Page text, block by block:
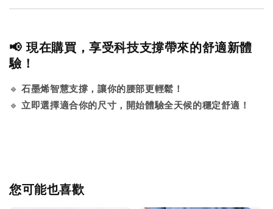
📢 現在購買，享受科技支撐帶來的舒適新體
驗！
🔹石墨烯智慧支撐，讓你的腰部更輕鬆！
🔹立即選擇適合你的尺寸，開始體驗全天候的穩定舒適！
您可能也喜歡